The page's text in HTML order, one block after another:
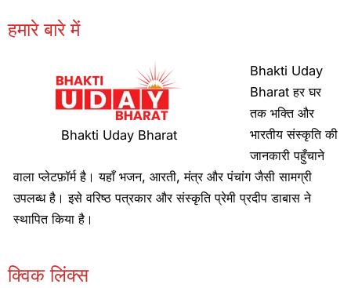
हमारे बारे में
Bhakti Uday Bharat
Bhakti Uday
Bharat हर घर
तक भक्ति और
भारतीय संस्कृति की
जानकारी पहुँचाने
वाला प्लेटफ़ॉर्म है। यहाँ भजन, आरती, मंत्र और पंचांग जैसी सामग्री
उपलब्ध है। इसे वरिष्ठ पत्रकार और संस्कृति प्रेमी प्रदीप डाबास ने
स्थापित किया है।
क्विक लिंक्स